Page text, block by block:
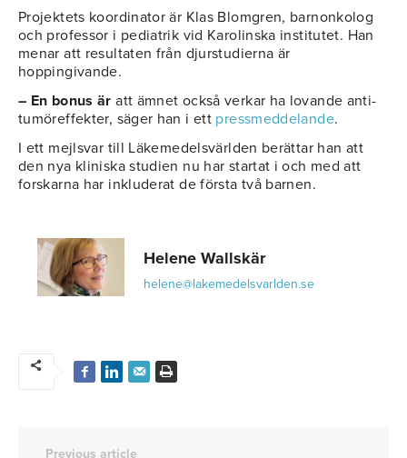
Projektets koordinator är Klas Blomgren, barnonkolog
och professor i pediatrik vid Karolinska institutet. Han
menar att resultaten från djurstudierna är
hoppingivande.
– En bonus är att ämnet också verkar ha lovande anti-
tumöreffekter, säger han i ett pressmeddelande.
I ett mejlsvar till Läkemedelsvärlden berättar han att
den nya kliniska studien nu har startat i och med att
forskarna har inkluderat de första två barnen.
Helene Wallskär
helene@lakemedelsvarlden.se
Previous article